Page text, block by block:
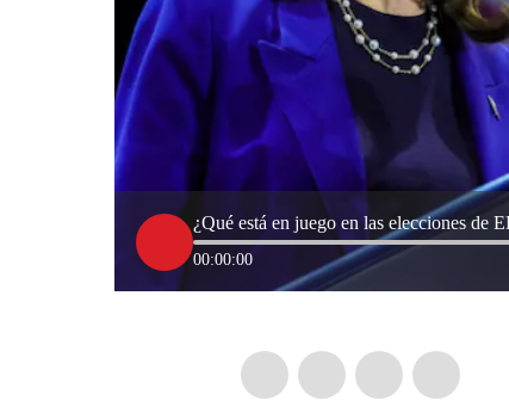
¿Qué está en juego en las elecciones de
00:00:00